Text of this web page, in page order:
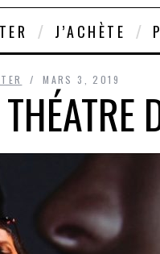
J’ACHÈTE
MARS 3, 2019